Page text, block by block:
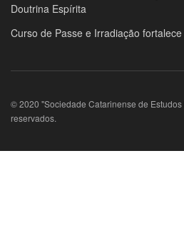
Doutrina Espírita
Curso de Passe e Irradiação
© 2020 "Sociedade Catarinense de
reservados.